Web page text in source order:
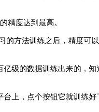
精度达到最高。
方法训练之后，精度可
的数据训练出来的，
，点个按钮它就训练